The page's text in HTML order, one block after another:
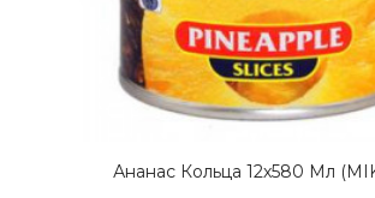
Ананас Кольца 12х580 Мл